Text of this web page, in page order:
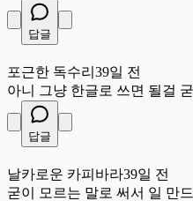
답글
포근한 독수리 39일 전
아니 그냥 한글로 쓰면 될걸
답글
날카로운 카피바라39일 전
굳이 모르는 말로 써서 일 만